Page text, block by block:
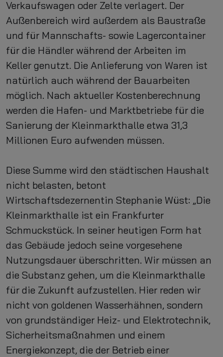
Verkaufswagen oder Zelte verlagert. Der
Außenbereich wird außerdem als Baustraße
und für Mannschafts- sowie Lagercontainer
für die Händler während der Arbeiten im
Keller genutzt. Die Anlieferung von Waren ist
natürlich auch während der Bauarbeiten
möglich. Nach aktueller Kostenberechnung
werden die Hafen- und Marktbetriebe für die
Sanierung der Kleinmarkthalle etwa 31,3
Millionen Euro aufwenden müssen.
Diese Summe wird den städtischen Haushalt
nicht belasten, betont
Wirtschaftsdezernentin Stephanie Wüst: „Die
Kleinmarkthalle ist ein Frankfurter
Schmuckstück. In seiner heutigen Form hat
das Gebäude jedoch seine vorgesehene
Nutzungsdauer überschritten. Wir müssen an
die Substanz gehen, um die Kleinmarkthalle
für die Zukunft aufzustellen. Hier reden wir
nicht von goldenen Wasserhähnen, sondern
von grundständiger Heiz- und Elektrotechnik,
Sicherheitsmaßnahmen und einem
Energiekonzept, die der Betrieb einer